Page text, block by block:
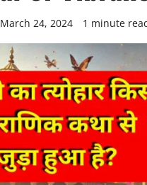
March 24, 2024 1 minute